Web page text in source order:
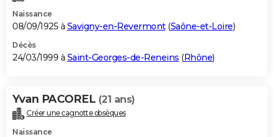
Naissance
08/09/1925 à Savigny-en-Revermont(Saône-et-Loire)
Décès
24/03/1999 à Saint-Georges-de-Reneins (Rhône)
Yvan PACOREL (21 ans)
Créer une cagnotte obsèques
Naissance